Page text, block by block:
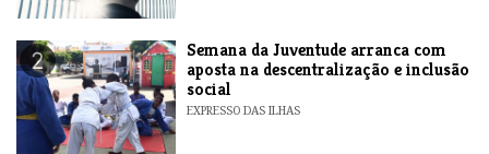
2
Semana da Juventude arranca com
aposta na descentralização e inclusão
social
EXPRESSO DAS ILHAS